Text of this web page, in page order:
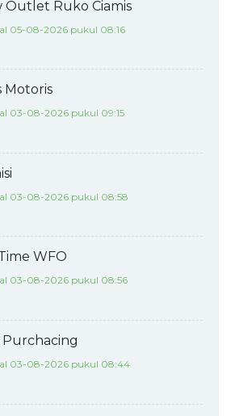
Outlet Ruko Ciamis
05-08-2026 pukul 08:16
Motoris
03-08-2026 pukul 09:15
03-08-2026 pukul 08:58
WFO
03-08-2026 pukul 08:56
03-08-2026 pukul 08:44